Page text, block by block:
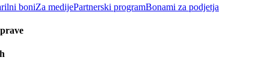
boniZa medijePartnerski programBonami za podjetja